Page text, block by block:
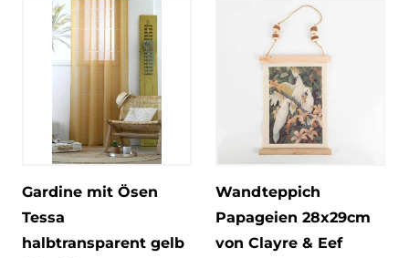
Gardine mit Ösen
Tessa
halbtransparent gelb
Wandteppich
Papageien 28x29cm
von Clayre & Eef